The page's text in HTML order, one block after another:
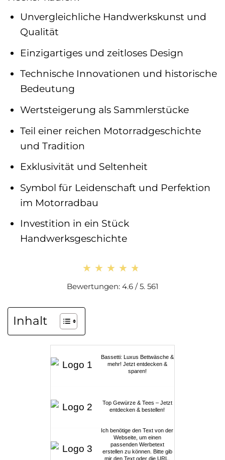
Unvergleichliche Handwerkskunst und
Qualität
Einzigartiges und zeitloses Design
Technische Innovationen und historische
Bedeutung
Wertsteigerung als Sammlerstücke
Teil einer reichen Motorradgeschichte
und Tradition
Exklusivität und Seltenheit
Symbol für Leidenschaft und Perfektion
im Motorradbau
Investition in ein Stück
Handwerksgeschichte
★★★★★
★★★★★
Bewertungen: 4.6 / 5. 561
Inhalt
Bassetti: Luxus Bettwäsche &
mehr! Jetzt entdecken &
sparen!
Top Gewürze & Tees – Jetzt
entdecken & bestellen!
Ich benötige den Text von der
Webseite, um einen
passenden Werbetext
erstellen zu können. Bitte gib
mir den Text oder die URL,